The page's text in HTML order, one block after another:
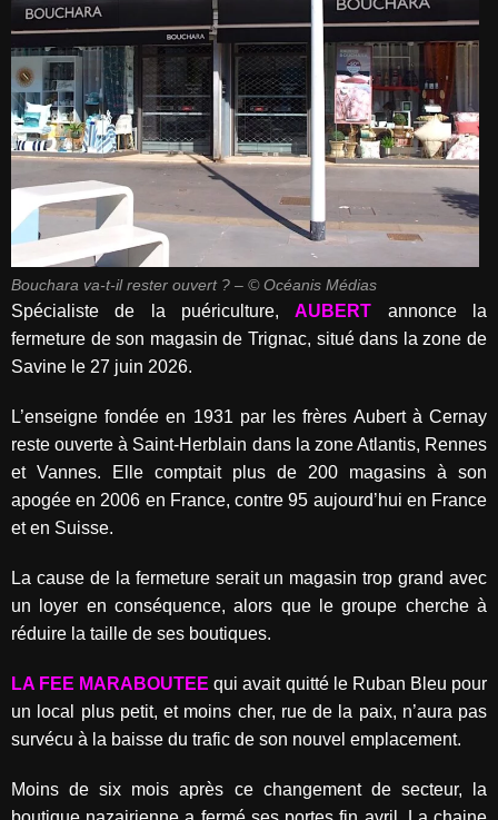
Bouchara va-t-il rester ouvert ? – © Océanis Médias
Spécialiste de la puériculture, AUBERT
annonce la
fermeture de son magasin de Trignac, situé dans la zone de
Savine le 27 juin 2026.
L’enseigne fondée en 1931 par les frères Aubert à Cernay
reste ouverte à Saint-Herblain dans la zone Atlantis, Rennes
et Vannes. Elle comptait plus de 200 magasins à son
apogée en 2006 en France, contre 95 aujourd’hui en France
et en Suisse.
La cause de la fermeture serait un magasin trop grand avec
un loyer en conséquence, alors que le groupe cherche à
réduire la taille de ses boutiques.
LA FEE MARABOUTEE qui avait quitté le Ruban Bleu pour
un local plus petit, et moins cher, rue de la paix, n’aura pas
survécu à la baisse du trafic de son nouvel emplacement.
Moins de six mois après ce changement de secteur, la